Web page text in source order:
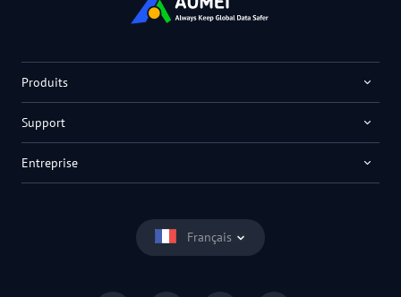
Français
Produits
Support
Entreprise